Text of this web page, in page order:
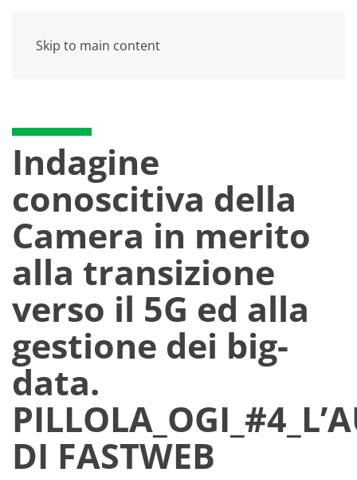
Skip to main content
Indagine
conoscitiva della
Camera in merito
alla transizione
verso il 5G ed alla
gestione dei big-
data.
DI FASTWEB